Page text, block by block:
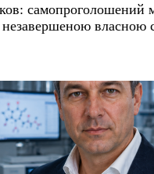
самопроголошений
незавершеною власною